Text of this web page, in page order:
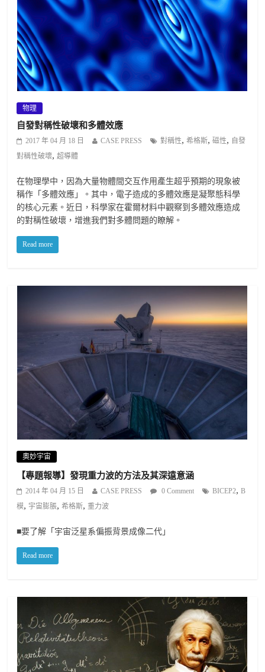
物理
自發對稱性破壞和多體效應
2017 年 04 月 18 日 CASE PRESS 對稱性,希格斯,磁性, 自發
對稱性破壞,超導體
在物理學中，因為大量物體間交互作用產生超乎預期的現象被
稱作「多體效應」。其中，電子造成的多體效應是凝聚態科學
的核心元素。近日，科學家在霍爾材料中觀察到多體效應造成
的對稱性破壞，增進我們對多體問題的瞭解。
Read more
奧妙宇宙
【專題報導】發現重力波的方法及其深遠意涵
2014 年 04 月 15 日 CASE PRESS 0 Comment BICEP2,B
模, 宇宙膨脹,希格斯,重力波
■要了解「宇宙泛星系偏振背景成像二代」
Read more